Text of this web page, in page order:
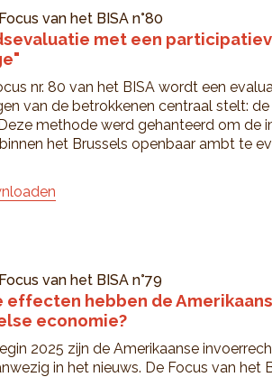
Focus van het BISA n°80
met een
nr. 80 van het BISA wordt een
van de betrokkenen centraal stelt:
methode werd gehanteerd om de
het Brussels openbaar ambt te
Focus van het BISA n°79
effecten hebben de
economie?
2025 zijn de Amerikaanse
in het nieuws. De Focus van het